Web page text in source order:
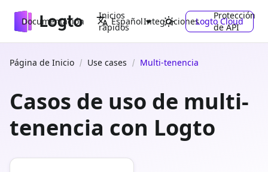
Documentación
Inicios
rápidos
Integraciones
Protección
de API
Español Logto Cloud
Página de Inicio Use cases Multi-tenencia
Casos de uso de multi-
tenencia con Logto